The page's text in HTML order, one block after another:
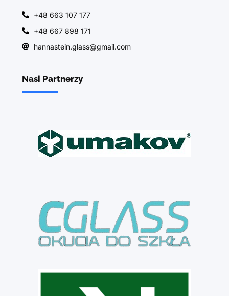
+48 663 107 177
+48 667 898 171
hannastein.glass@gmail.com
Nasi Partnerzy